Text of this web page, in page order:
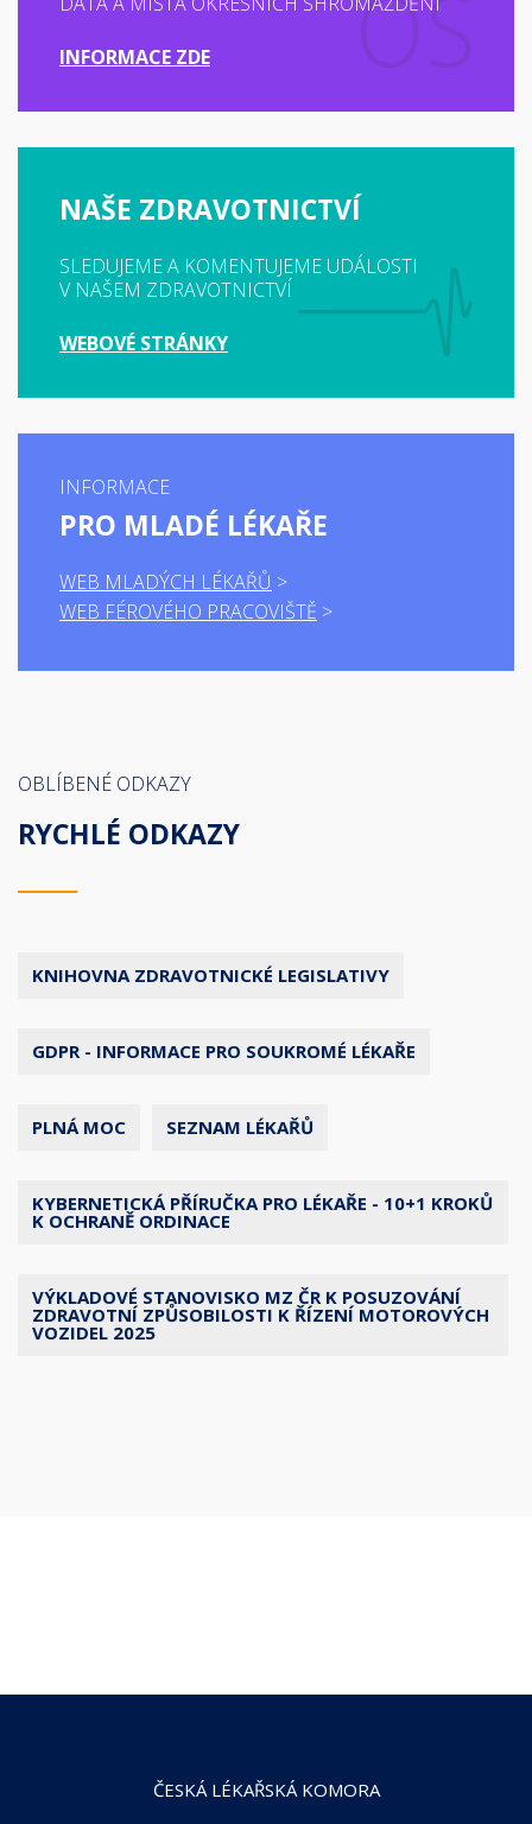
INFORMACE ZDE
NAŠE ZDRAVOTNICTVÍ
SLEDUJEME A KOMENTUJEME UDÁLOSTI
V NAŠEM ZDRAVOTNICTVÍ
WEBOVÉ STRÁNKY
INFORMACE
PRO MLADÉ LÉKAŘE
WEB MLADÝCH LÉKAŘŮ
WEB FÉROVÉHO PRACOVIŠTĚ
OBLÍBENÉ ODKAZY
RYCHLÉ ODKAZY
KNIHOVNA ZDRAVOTNICKÉ LEGISLATIVY
GDPR - INFORMACE PRO SOUKROMÉ LÉKAŘE
PLNÁ MOC SEZNAM LÉKAŘŮ
KYBERNETICKÁ PŘÍRUČKA PRO LÉKAŘE - 10+1 KROKŮ
K OCHRANĚ ORDINACE
VÝKLADOVÉ STANOVISKO MZ ČR K POSUZOVÁNÍ
ZDRAVOTNÍ ZPŮSOBILOSTI K ŘÍZENÍ MOTOROVÝCH
VOZIDEL 2025
ČESKÁ LÉKAŘSKÁ KOMORA